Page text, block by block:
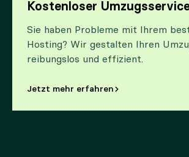
Kostenloser
Sie haben Probleme mit Ihrem
Hosting? Wir gestalten Ihren
reibungslos und effizient.
Jetzt mehr erfahren